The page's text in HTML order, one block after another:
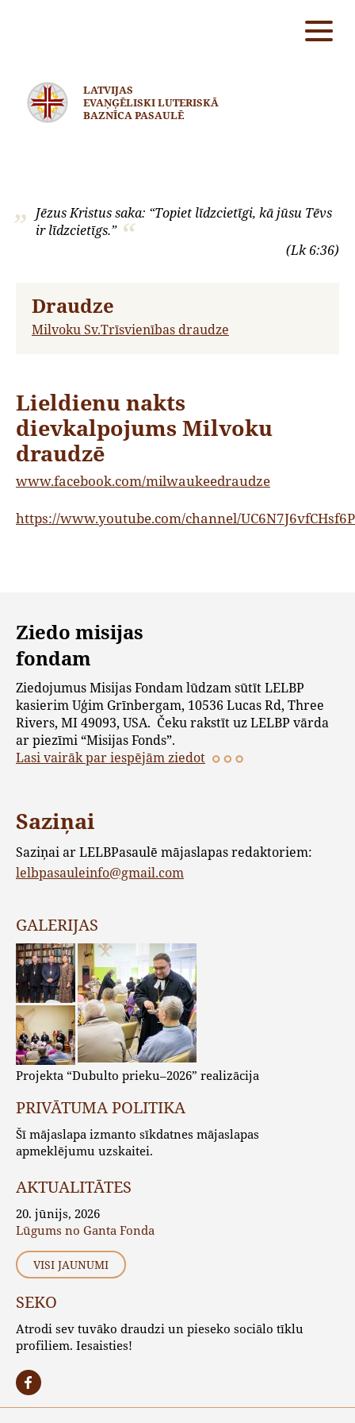
LATVIJAS
EVAŅĢĒLISKI LUTERISKĀ
BAZNĪCA PASAULĒ
Jēzus Kristus saka: “Topiet līdzcietīgi, kā jūsu Tēvs
ir līdzcietīgs.”
(Lk 6:36)
Draudze
Milvoku Sv.Trīsvienības draudze
Lieldienu nakts
dievkalpojums Milvoku
draudzē
www.facebook.com/milwaukeedraudze
https://www.youtube.com/channel/
Ziedo misijas
fondam
Ziedojumus Misijas Fondam lūdzam sūtīt LELBP
kasierim Uģim Grīnbergam, 10536 Lucas Rd, Three
Rivers, MI 49093, USA. Čeku rakstīt uz LELBP vārda
ar piezīmi “Misijas Fonds”.
Lasi vairāk par iespējām ziedot
Saziņai
Saziņai ar LELBPasaulē mājaslapas redaktoriem:
lelbpasauleinfo@gmail.com
GALERIJAS
Projekta “Dubulto prieku–2026” realizācija
PRIVĀTUMA POLITIKA
Šī mājaslapa izmanto sīkdatnes mājaslapas
apmeklējumu uzskaitei.
AKTUALITĀTES
20. jūnijs, 2026
Lūgums no Ganta Fonda
VISI JAUNUMI
SEKO
Atrodi sev tuvāko draudzi un pieseko sociālo tīklu
profiliem. Iesaisties!